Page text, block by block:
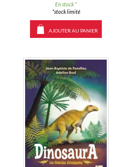
En stock *
*stock limité
AJOUTER AU PANIER